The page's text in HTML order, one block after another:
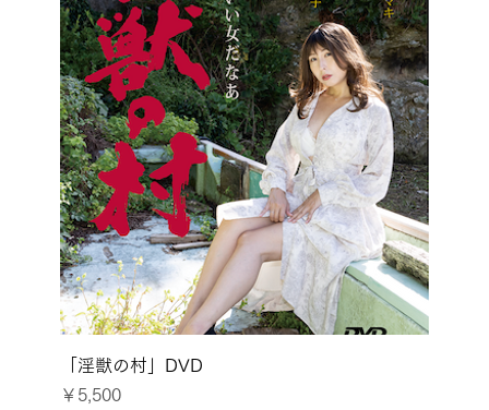
「淫獣の村」DVD
価格
￥5,500